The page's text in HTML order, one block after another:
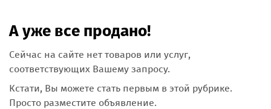
А уже все продано!
Сейчас на сайте нет товаров или услуг,
соответствующих Вашему запросу.
Кстати, Вы можете стать первым в этой рубрике.
Просто разместите объявление.